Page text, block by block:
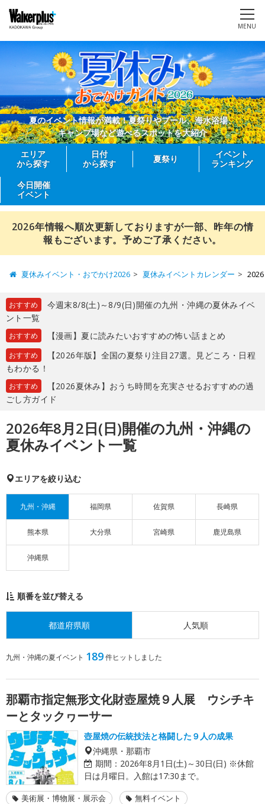
MENU
夏のイベント情報が満載！夏祭りやプール、海水浴場、
キャンプ場など遊べるスポットを大紹介
エリア
から探す
日付
から探す
夏祭り
イベント
ランキング
今日開催
イベント
2026年情報へ順次更新しておりますが一部、昨年の情
報もございます。予めご了承ください。
夏休みイベント・おでかけ2026 夏休みイベントカレンダー
おすすめ
今週末8/8(土)～8/9(日)開催の九州・沖縄の夏休みイベ
ント一覧
おすすめ 【漫画】夏に読みたいおすすめの怖い話まとめ
おすすめ
【2026年版】全国の夏祭り注目27選。見どころ・日程
もわかる！
おすすめ
【2026夏休み】おうち時間を充実させるおすすめの過
ごし方ガイド
2026年8月2日(日)開催の九州・沖縄の
夏休みイベント一覧
エリアを絞り込む
九州・沖縄 福岡県 佐賀県 長崎県
熊本県 大分県 宮崎県 鹿児島県
沖縄県
順番を並び替える
都道府県順 人気順
九州・沖縄の夏イベント 189件ヒットしました
那覇市指定無形文化財壺屋焼９人展 ウシチキ
ーとタックヮーサー
壺屋焼の伝統技法と格闘した９人の成果
沖縄県・那覇市
期間： 2026年8月1日(土)～30日(日) ※休館
日は月曜日。入館は17:30まで。
美術展・博物展・展示会 無料イベント